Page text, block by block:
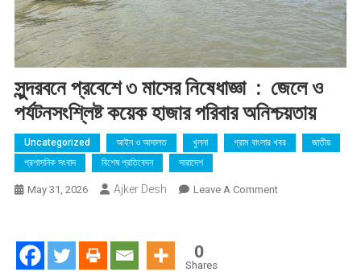
সুন্দরবনে প্রবেশে ৩ মাসের নিষেধাজ্ঞা : জেলে ও
পর্যটনসংশ্লিষ্ট কয়েক হাজার পরিবার অনিশ্চয়তায়
Uncategorized আইন ও আদালত খুলনা গ্রাম বাংলার খবর
জাতীয়
প্রশাসনিক সংবাদ
বিশেষ প্রতিবেদন সারাদেশ
May 31, 2026 Ajker Desh Leave A CommentOn
0
Shares